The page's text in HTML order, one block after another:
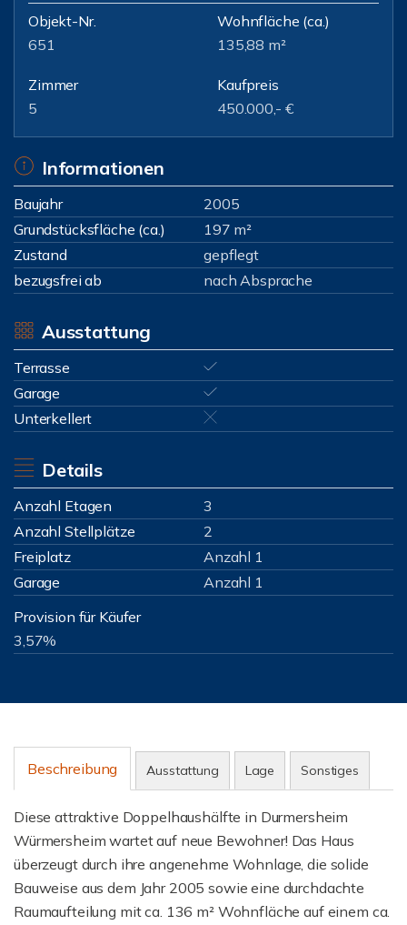
Objekt-Nr.
651
Wohnfläche (ca.)
135,88 m²
Zimmer
5
Kaufpreis
450.000,- €
Informationen
Baujahr
2005
Grundstücksfläche (ca.)
197 m²
Zustand
gepflegt
bezugsfrei ab
nach Absprache
Ausstattung
Terrasse
Garage
Unterkellert
Details
Anzahl Etagen
3
Anzahl Stellplätze
2
Freiplatz
Anzahl 1
Garage
Anzahl 1
Provision für Käufer
3,57%
Beschreibung Ausstattung Lage Sonstiges
Diese attraktive Doppelhaushälfte in Durmersheim
Würmersheim wartet auf neue Bewohner! Das Haus
überzeugt durch ihre angenehme Wohnlage, die solide
Bauweise aus dem Jahr 2005 sowie eine durchdachte
Raumaufteilung mit ca. 136 m² Wohnfläche auf einem ca.